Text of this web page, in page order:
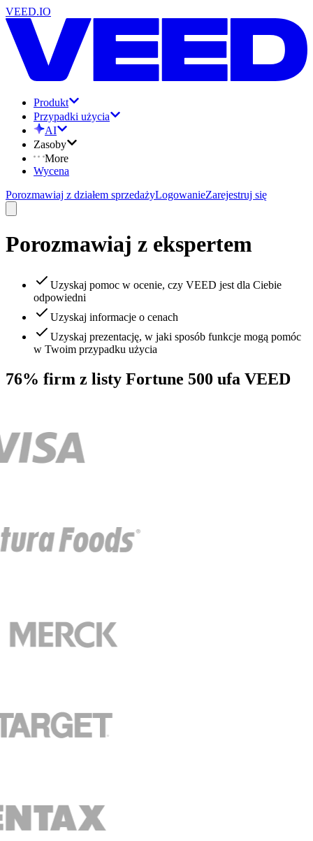
VEED.IO
Produkt
Przypadki użycia
AI
Zasoby
More
Wycena
Porozmawiaj z działem sprzedażyLogowanieZarejestruj się
Porozmawiaj z ekspertem
Uzyskaj pomoc w ocenie, czy VEED jest dla Ciebie
odpowiedni
Uzyskaj informacje o cenach
Uzyskaj prezentację, w jaki sposób funkcje mogą pomóc
w Twoim przypadku użycia
76% firm z listy Fortune 500 ufa VEED